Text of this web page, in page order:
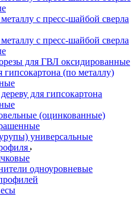
с пресс-шайбой сверла
с пресс-шайбой сверла
для ГВЛ оксидированные
гипсокартона (по металлу)
для гипсокартона
(оцинкованные)
универсальные
одноуровневые